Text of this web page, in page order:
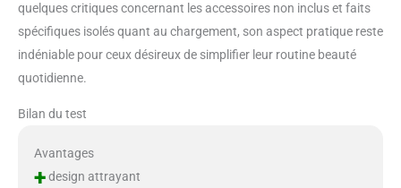
quelques critiques concernant les accessoires non inclus et faits
spécifiques isolés quant au chargement, son aspect pratique reste
indéniable pour ceux désireux de simplifier leur routine beauté
quotidienne.
Bilan du test
Avantages
+design attrayant